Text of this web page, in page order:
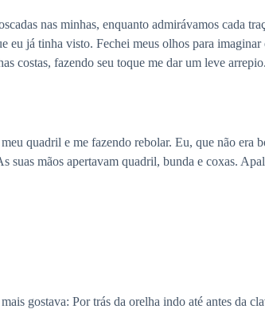
nas minhas, enquanto admirávamos cada
eu já tinha visto. Fechei meus olhos para imaginar
costas, fazendo seu toque me dar um leve
quadril e me fazendo rebolar. Eu, que não era
mãos apertavam quadril, bunda e coxas.
gostava: Por trás da orelha indo até antes da